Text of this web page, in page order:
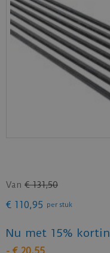
Van € 131,50
€ 110,95 per stuk
Nu met 15%